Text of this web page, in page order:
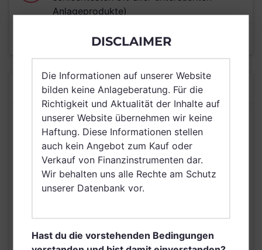
Anlageprodukte)
Mehr als 10% in Öl oder Erdgas investiert
(Teil der schlechtesten 15% aller
Mehr als 10% in Rüstung oder Atomwaffen
investiert (Teil der schlechtesten 10% aller
untersuchten Anlageprodukte)
Mehr als 10% in Positionen mit Vorfällen
mit negativem Einfluss auf die
Gleichstellung von Frauen investiert (Teil
der schlechtesten 5% aller untersuchten
Anlageprodukte)
Mehr als 10% in Positionen mit Risiko von
Verletzungen indigener Rechte investiert
(Teil der schlechtesten 5% aller
BASISDATEN
RENDITE (3 JAHRE)
23,35%
Stand 31.05.2026
VOLUMEN
68,8 Millionen USD
mittel
DISCLAIMER
Die Informationen auf unserer Website
bilden keine Anlageberatung. Für die
Richtigkeit und Aktualität der Inhalte auf
unserer Website übernehmen wir keine
Haftung. Diese Informationen stellen
auch kein Angebot zum Kauf oder
Verkauf von Finanzinstrumenten dar.
Wir behalten uns alle Rechte am Schutz
unserer Datenbank vor.
Hast du die vorstehenden Bedingungen